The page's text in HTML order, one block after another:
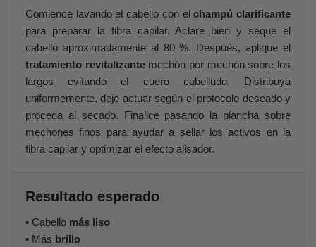
Comience lavando el cabello con elchampú clarificante
para preparar la fibra capilar. Aclare bien y seque el
cabello aproximadamente al 80 %. Después, aplique el
tratamiento revitalizantemechón por mechón sobre los
largos evitando el cuero cabelludo. Distribuya
uniformemente, deje actuar según el protocolo deseado y
proceda al secado. Finalice pasando la plancha sobre
mechones finos para ayudar a sellar los activos en la
fibra capilar y optimizar el efecto alisador.
Resultado esperado
• Cabello más liso
• Más brillo